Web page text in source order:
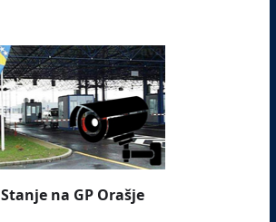
Stanje na GP Orašje